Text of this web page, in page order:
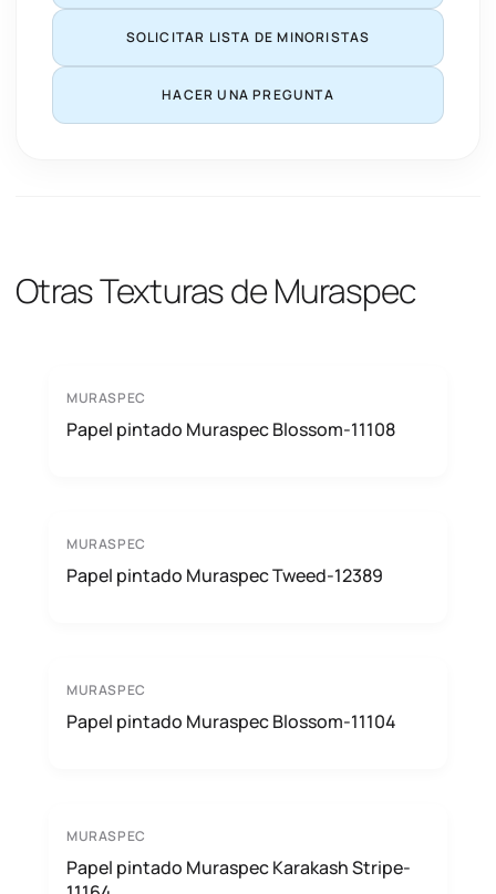
SOLICITAR LISTA DE MINORISTAS
HACER UNA PREGUNTA
Otras Texturas de Muraspec
MURASPEC
Papel pintado Muraspec Blossom-11108
MURASPEC
Papel pintado Muraspec Tweed-12389
MURASPEC
Papel pintado Muraspec Blossom-11104
MURASPEC
Papel pintado Muraspec Karakash Stripe-